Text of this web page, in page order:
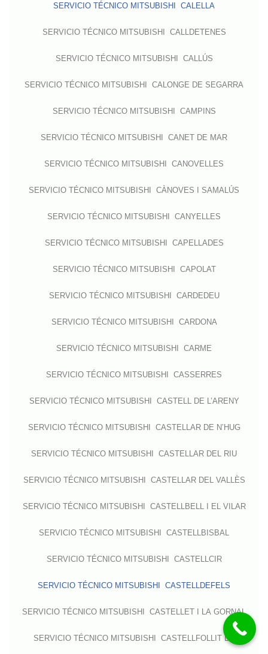
SERVICIO TÉCNICO MITSUBISHI CALELLA
SERVICIO TÉCNICO MITSUBISHI CALLDETENES
SERVICIO TÉCNICO MITSUBISHI CALLÚS
SERVICIO TÉCNICO MITSUBISHI CALONGE DE SEGARRA
SERVICIO TÉCNICO MITSUBISHI CAMPINS
SERVICIO TÉCNICO MITSUBISHI CANET DE MAR
SERVICIO TÉCNICO MITSUBISHI CANOVELLES
SERVICIO TÉCNICO MITSUBISHI CÀNOVES I SAMALÚS
SERVICIO TÉCNICO MITSUBISHI CANYELLES
SERVICIO TÉCNICO MITSUBISHI CAPELLADES
SERVICIO TÉCNICO MITSUBISHI CAPOLAT
SERVICIO TÉCNICO MITSUBISHI CARDEDEU
SERVICIO TÉCNICO MITSUBISHI CARDONA
SERVICIO TÉCNICO MITSUBISHI CARME
SERVICIO TÉCNICO MITSUBISHI CASSERRES
SERVICIO TÉCNICO MITSUBISHI CASTELL DE L’ARENY
SERVICIO TÉCNICO MITSUBISHI CASTELLAR DE N’HUG
SERVICIO TÉCNICO MITSUBISHI CASTELLAR DEL RIU
SERVICIO TÉCNICO MITSUBISHI CASTELLAR DEL VALLÈS
SERVICIO TÉCNICO MITSUBISHI CASTELLBELL I EL VILAR
SERVICIO TÉCNICO MITSUBISHI CASTELLBISBAL
SERVICIO TÉCNICO MITSUBISHI CASTELLCIR
SERVICIO TÉCNICO MITSUBISHI CASTELLDEFELS
SERVICIO TÉCNICO MITSUBISHI CASTELLET I LA GORNAL
SERVICIO TÉCNICO MITSUBISHI CASTELLFOLLIT DE